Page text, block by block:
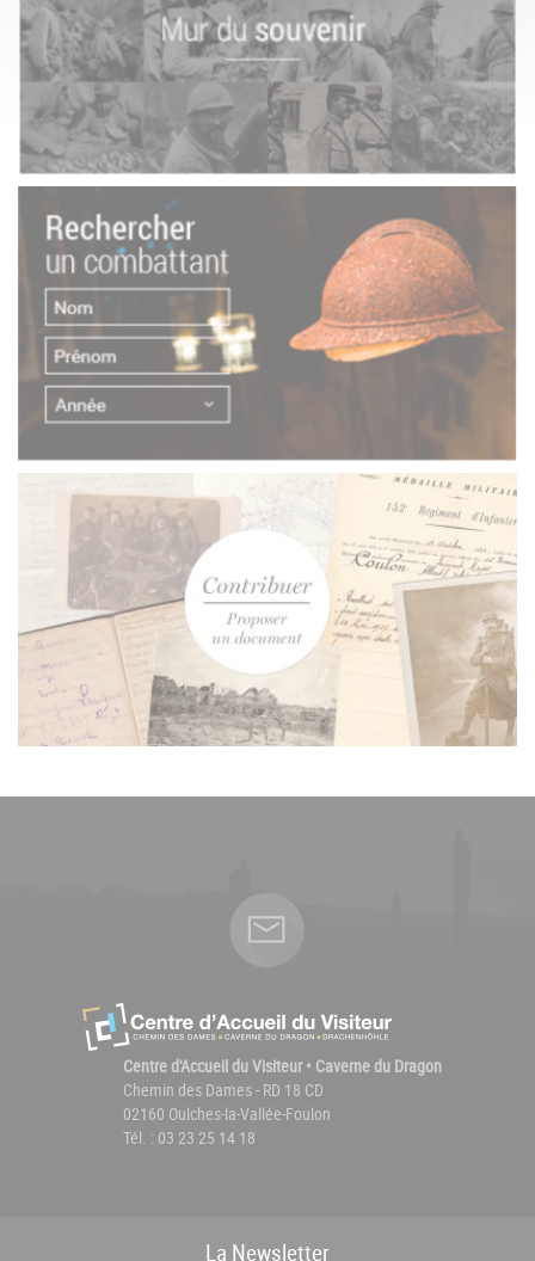
Centre d'Accueil du Visiteur • Caverne du Dragon
Chemin des Dames - RD 18 CD
02160 Oulches-la-Vallée-Foulon
Tél. : 03 23 25 14 18
La Newsletter